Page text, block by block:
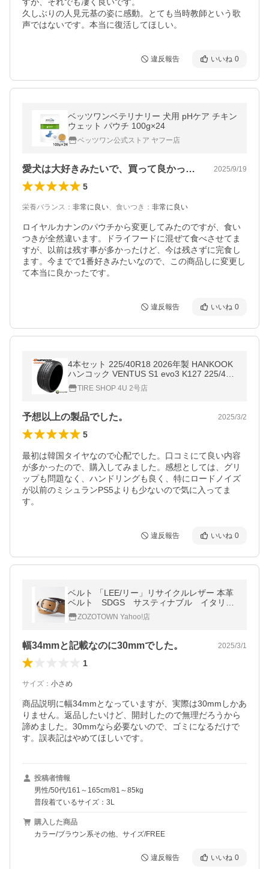
久しぶりの人見元基の姿に感動。とても当時教師という歌
声ではないです。本当に復活してほしい。
違反報告 いいね 0
ベッツワンベテリナリー 犬用 pHケア チキン
ウェット パウチ 100g×24
ベッツワン公式ストア ヤフー店
愛犬は大好きみたいで、買って良かった。 2025/9/19
5
栄養バランス ： 非常に良い、 食いつき ： 非常に良い
ロイヤルカナンのパウチから変更してみたのですが、食い
つきが全然違います。ドライフードに混ぜて食べさせてま
すが、以前は残す事が多かったけど、今は残さずに完食し
ます。今までで1番好きみたいなので、この商品しに変更し
て本当に良かったです。
違反報告 いいね 0
4本セット 225/40R18 2026年製 HANKOOK
ハンコック VENTUS S1 evo3 K127 225/40-
18 92Y XL サマータイヤ 新品4本価格
TIRE SHOP 4U 2号店
予想以上の製品でした。 2025/3/2
5
最初は韓国タイヤなので心配でした。口コミにて良い内容
が多かったので、購入してみました。感想としては、グリ
ップも問題なく、ハンドリングも良く、特にロードノイズ
が以前のミシュランPS5よりも少ないので気に入ってま
す。
違反報告 いいね 0
ベルト 「LEE/リー」リサイクルレザー 本革
ベルト SDGS サスティナブル イタリア
製レザー メンズ レディース
ZOZOTOWN Yahoo!店
幅34mmと記載なのに30mmでした。 2025/3/1
1
サイズ ： 小さめ
商品説明に幅34mmとなっていますが、実際は30mmしかあ
りません。返品したいけど、開封したので無理だろうから
諦めました。30mmなら必要ないので、ゴミになるだけで
す。誤表記はやめてほしいです。
投稿者情報
男性/50代/161～165cm/81～85kg
普段着ているサイズ：3L
購入した商品
カラー/ブラウン系その他、サイズ/FREE
違反報告 いいね 0